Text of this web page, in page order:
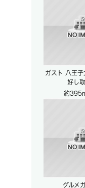
ガスト 八王子
好し
約
グルメ